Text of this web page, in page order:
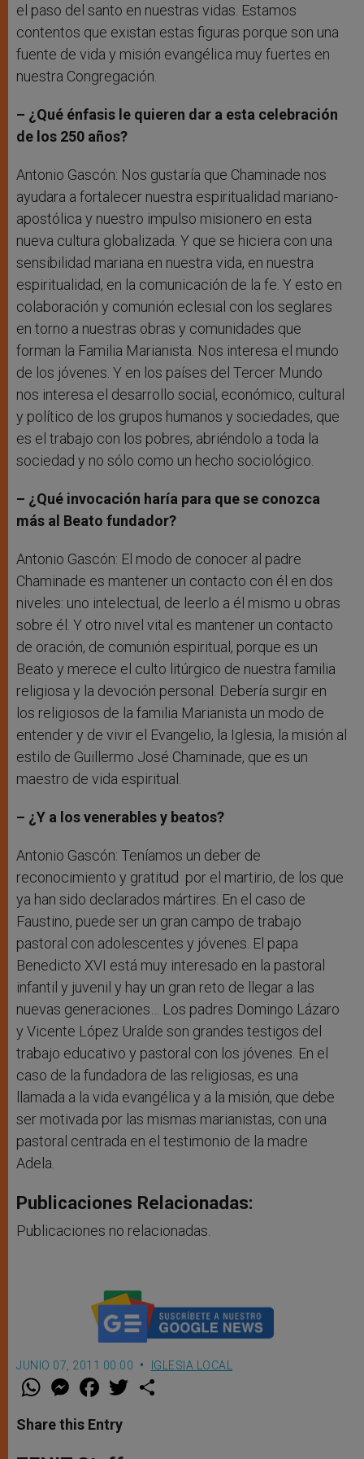
el paso del santo en nuestras vidas. Estamos
contentos que existan estas figuras porque son una
fuente de vida y misión evangélica muy fuertes en
nuestra Congregación.
– ¿Qué énfasis le quieren dar a esta celebración
de los 250 años?
Antonio Gascón: Nos gustaría que Chaminade nos
ayudara a fortalecer nuestra espiritualidad mariano-
apostólica y nuestro impulso misionero en esta
nueva cultura globalizada. Y que se hiciera con una
sensibilidad mariana en nuestra vida, en nuestra
espiritualidad, en la comunicación de la fe. Y esto en
colaboración y comunión eclesial con los seglares
en torno a nuestras obras y comunidades que
forman la Familia Marianista. Nos interesa el mundo
de los jóvenes. Y en los países del Tercer Mundo
nos interesa el desarrollo social, económico, cultural
y político de los grupos humanos y sociedades, que
es el trabajo con los pobres, abriéndolo a toda la
sociedad y no sólo como un hecho sociológico.
– ¿Qué invocación haría para que se conozca
más al Beato fundador?
Antonio Gascón: El modo de conocer al padre
Chaminade es mantener un contacto con él en dos
niveles: uno intelectual, de leerlo a él mismo u obras
sobre él. Y otro nivel vital es mantener un contacto
de oración, de comunión espiritual, porque es un
Beato y merece el culto litúrgico de nuestra familia
religiosa y la devoción personal. Debería surgir en
los religiosos de la familia Marianista un modo de
entender y de vivir el Evangelio, la Iglesia, la misión al
estilo de Guillermo José Chaminade, que es un
maestro de vida espiritual.
– ¿Y a los venerables y beatos?
Antonio Gascón: Teníamos un deber de
reconocimiento y gratitud por el martirio, de los que
ya han sido declarados mártires. En el caso de
Faustino, puede ser un gran campo de trabajo
pastoral con adolescentes y jóvenes. El papa
Benedicto XVI está muy interesado en la pastoral
infantil y juvenil y hay un gran reto de llegar a las
nuevas generaciones… Los padres Domingo Lázaro
y Vicente López Uralde son grandes testigos del
trabajo educativo y pastoral con los jóvenes. En el
caso de la fundadora de las religiosas, es una
llamada a la vida evangélica y a la misión, que debe
ser motivada por las mismas marianistas, con una
pastoral centrada en el testimonio de la madre
Adela.
Publicaciones Relacionadas:
Publicaciones no relacionadas.
JUNIO 07, 2011 00:00 IGLESIA LOCAL
W
t
s
M
e
s
e
F
a
e
b
w
Share this Entry